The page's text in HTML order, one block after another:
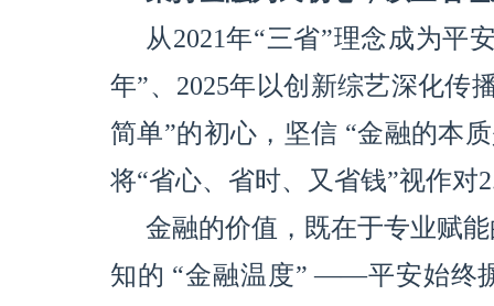
从2021年“三省”理念成为平
年”、2025年以创新综艺深化传
简单”的初心，坚信 “金融的本
将“省心、省时、又省钱”视作对
金融的价值，既在于专业赋
知的 “金融温度” ——平安始终